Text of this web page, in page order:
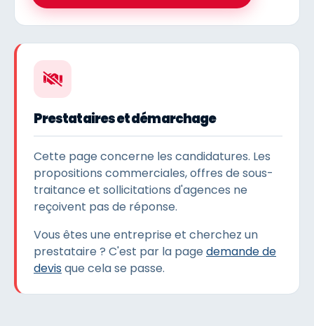
Prestataires et démarchage
Cette page concerne les candidatures. Les
propositions commerciales, offres de sous-
traitance et sollicitations d'agences ne
reçoivent pas de réponse.
Vous êtes une entreprise et cherchez un
prestataire ? C'est par la page demande de
devisque cela se passe.